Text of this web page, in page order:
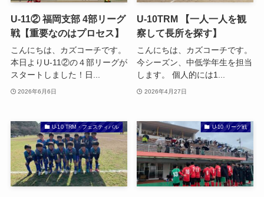
U-11② 福岡支部 4部リーグ
戦【重要なのはプロセス】
こんにちは、カズコーチです。
本日よりU-11②の４部リーグが
スタートしました！日...
2026年6月6日
U-10TRM 【一人一人を観
察して長所を探す】
こんにちは、カズコーチです。
今シーズン、中低学年生を担当
します。 個人的には1...
2026年4月27日
U-10 TRM・フェスティバル U-10 リーグ戦